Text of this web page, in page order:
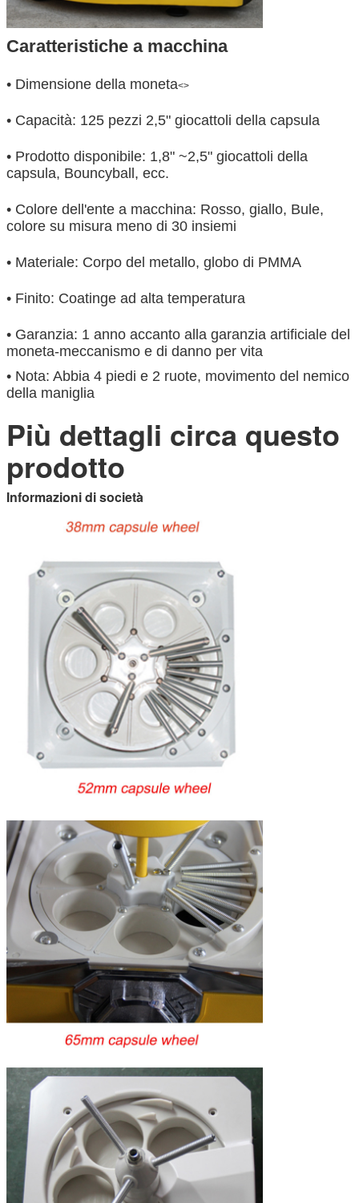
Caratteristiche a macchina
• Dimensione della moneta<>
• Capacità: 125 pezzi 2,5" giocattoli della capsula
• Prodotto disponibile: 1,8" ~2,5" giocattoli della
capsula, Bouncyball, ecc.
• Colore dell'ente a macchina: Rosso, giallo, Bule,
colore su misura meno di 30 insiemi
• Materiale: Corpo del metallo, globo di PMMA
• Finito: Coatinge ad alta temperatura
• Garanzia: 1 anno accanto alla garanzia artificiale del
moneta-meccanismo e di danno per vita
• Nota: Abbia 4 piedi e 2 ruote, movimento del nemico
della maniglia
Più dettagli circa questo
prodotto
Informazioni di società